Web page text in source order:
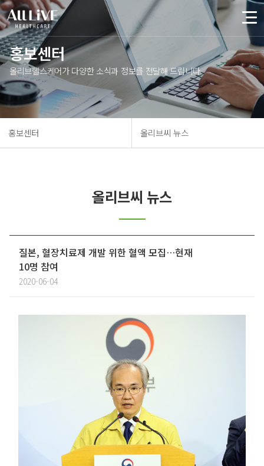
홍보센터
올리브헬스케어가 다양한 소식과 정보를 전달해 드립니다.
홍보센터 올리브씨 뉴스
올리브씨 뉴스
질본, 혈장치료제 개발 위한 혈액 모집…현재
10명 참여
2020-06-04